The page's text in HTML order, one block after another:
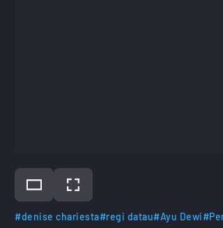
#denise chariesta#regi datau#Ayu Dewi